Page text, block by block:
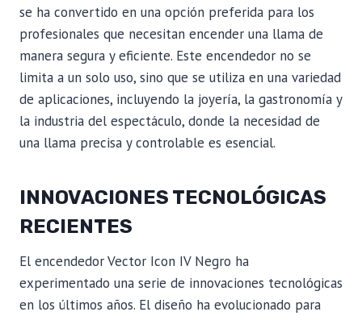
se ha convertido en una opción preferida para los
profesionales que necesitan encender una llama de
manera segura y eficiente. Este encendedor no se
limita a un solo uso, sino que se utiliza en una variedad
de aplicaciones, incluyendo la joyería, la gastronomía y
la industria del espectáculo, donde la necesidad de
una llama precisa y controlable es esencial.
INNOVACIONES TECNOLÓGICAS
RECIENTES
El encendedor Vector Icon IV Negro ha
experimentado una serie de innovaciones tecnológicas
en los últimos años. El diseño ha evolucionado para